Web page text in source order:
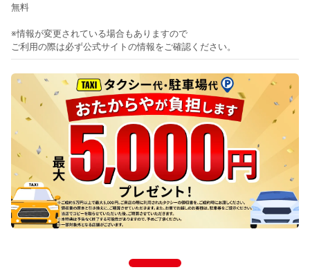
無料
※情報が変更されている場合もありますので
ご利用の際は必ず公式サイトの情報をご確認ください。